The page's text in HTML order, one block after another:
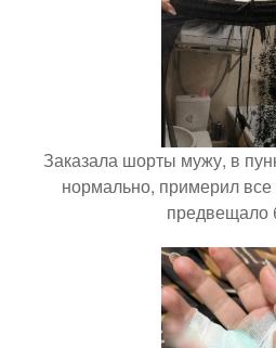
Заказала шорты мужу, в
нормально, примерил
предвещало